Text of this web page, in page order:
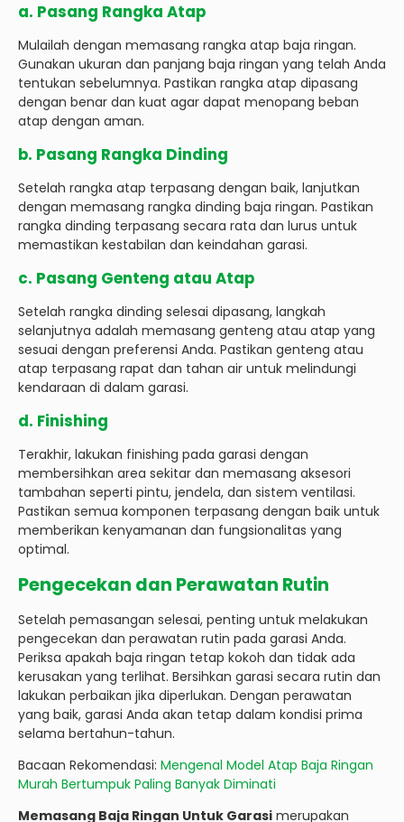
a. Pasang Rangka Atap
Mulailah dengan memasang rangka atap baja ringan.
Gunakan ukuran dan panjang baja ringan yang telah Anda
tentukan sebelumnya. Pastikan rangka atap dipasang
dengan benar dan kuat agar dapat menopang beban
atap dengan aman.
b. Pasang Rangka Dinding
Setelah rangka atap terpasang dengan baik, lanjutkan
dengan memasang rangka dinding baja ringan. Pastikan
rangka dinding terpasang secara rata dan lurus untuk
memastikan kestabilan dan keindahan garasi.
c. Pasang Genteng atau Atap
Setelah rangka dinding selesai dipasang, langkah
selanjutnya adalah memasang genteng atau atap yang
sesuai dengan preferensi Anda. Pastikan genteng atau
atap terpasang rapat dan tahan air untuk melindungi
kendaraan di dalam garasi.
d. Finishing
Terakhir, lakukan finishing pada garasi dengan
membersihkan area sekitar dan memasang aksesori
tambahan seperti pintu, jendela, dan sistem ventilasi.
Pastikan semua komponen terpasang dengan baik untuk
memberikan kenyamanan dan fungsionalitas yang
optimal.
Pengecekan dan Perawatan Rutin
Setelah pemasangan selesai, penting untuk melakukan
pengecekan dan perawatan rutin pada garasi Anda.
Periksa apakah baja ringan tetap kokoh dan tidak ada
kerusakan yang terlihat. Bersihkan garasi secara rutin dan
lakukan perbaikan jika diperlukan. Dengan perawatan
yang baik, garasi Anda akan tetap dalam kondisi prima
selama bertahun-tahun.
Bacaan Rekomendasi: Mengenal Model Atap Baja Ringan
Murah Bertumpuk Paling Banyak Diminati
Memasang Baja Ringan Untuk Garasi merupakan